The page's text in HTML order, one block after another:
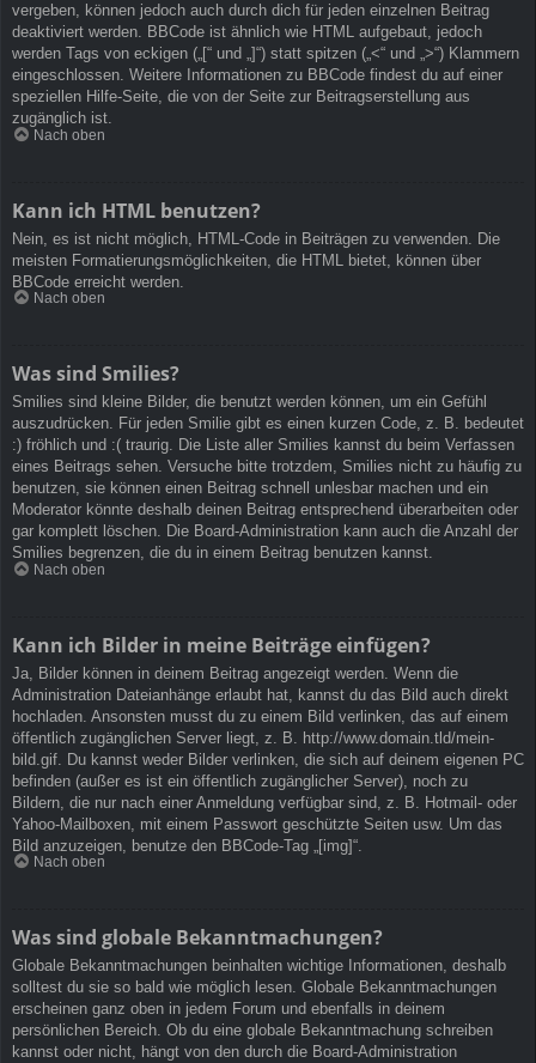
vergeben, können jedoch auch durch dich für jeden einzelnen Beitrag
deaktiviert werden. BBCode ist ähnlich wie HTML aufgebaut, jedoch
werden Tags von eckigen („[“ und „]“) statt spitzen („<“ und „>“) Klammern
eingeschlossen. Weitere Informationen zu BBCode findest du auf einer
speziellen Hilfe-Seite, die von der Seite zur Beitragserstellung aus
zugänglich ist.
Nach oben
Kann ich HTML benutzen?
Nein, es ist nicht möglich, HTML-Code in Beiträgen zu verwenden. Die
meisten Formatierungsmöglichkeiten, die HTML bietet, können über
BBCode erreicht werden.
Nach oben
Was sind Smilies?
Smilies sind kleine Bilder, die benutzt werden können, um ein Gefühl
auszudrücken. Für jeden Smilie gibt es einen kurzen Code, z. B. bedeutet
:) fröhlich und :( traurig. Die Liste aller Smilies kannst du beim Verfassen
eines Beitrags sehen. Versuche bitte trotzdem, Smilies nicht zu häufig zu
benutzen, sie können einen Beitrag schnell unlesbar machen und ein
Moderator könnte deshalb deinen Beitrag entsprechend überarbeiten oder
gar komplett löschen. Die Board-Administration kann auch die Anzahl der
Smilies begrenzen, die du in einem Beitrag benutzen kannst.
Nach oben
Kann ich Bilder in meine Beiträge einfügen?
Ja, Bilder können in deinem Beitrag angezeigt werden. Wenn die
Administration Dateianhänge erlaubt hat, kannst du das Bild auch direkt
hochladen. Ansonsten musst du zu einem Bild verlinken, das auf einem
öffentlich zugänglichen Server liegt, z. B. http://www.domain.tld/mein-
bild.gif. Du kannst weder Bilder verlinken, die sich auf deinem eigenen PC
befinden (außer es ist ein öffentlich zugänglicher Server), noch zu
Bildern, die nur nach einer Anmeldung verfügbar sind, z. B. Hotmail- oder
Yahoo-Mailboxen, mit einem Passwort geschützte Seiten usw. Um das
Bild anzuzeigen, benutze den BBCode-Tag „[img]“.
Nach oben
Was sind globale Bekanntmachungen?
Globale Bekanntmachungen beinhalten wichtige Informationen, deshalb
solltest du sie so bald wie möglich lesen. Globale Bekanntmachungen
erscheinen ganz oben in jedem Forum und ebenfalls in deinem
persönlichen Bereich. Ob du eine globale Bekanntmachung schreiben
kannst oder nicht, hängt von den durch die Board-Administration